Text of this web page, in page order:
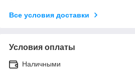
Все условия доставки
Условия оплаты
Наличными